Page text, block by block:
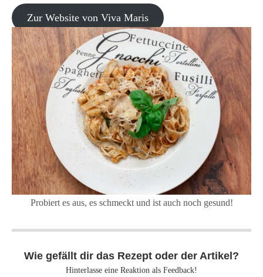
Zur Website von Viva Maris
Probiert es aus, es schmeckt und ist auch noch gesund!
Wie gefällt dir das Rezept oder der Artikel?
Hinterlasse eine Reaktion als Feedback!